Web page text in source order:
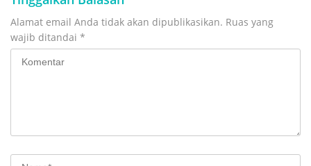
Alamat email Anda tidak akan dipublikasikan. Ruas yang
wajib ditandai *